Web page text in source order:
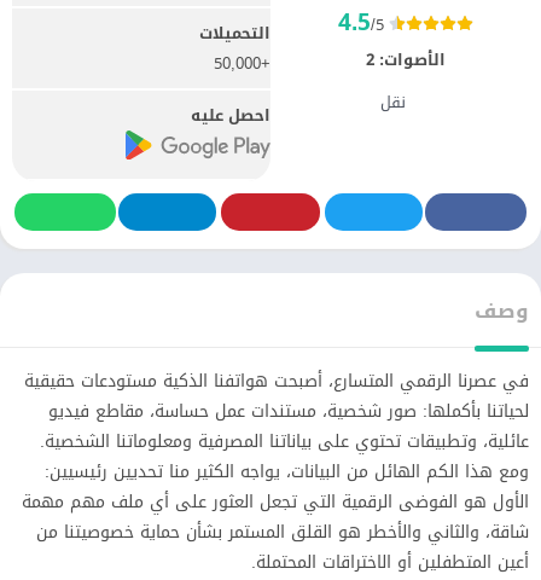
4.5/5
الأصوات: 2
نقل
التحميلات
+50,000
احصل عليه
وصف
في عصرنا الرقمي المتسارع، أصبحت هواتفنا الذكية مستودعات حقيقية
لحياتنا بأكملها: صور شخصية، مستندات عمل حساسة، مقاطع فيديو
عائلية، وتطبيقات تحتوي على بياناتنا المصرفية ومعلوماتنا الشخصية.
ومع هذا الكم الهائل من البيانات، يواجه الكثير منا تحديين رئيسيين:
الأول هو الفوضى الرقمية التي تجعل العثور على أي ملف مهم مهمة
شاقة، والثاني والأخطر هو القلق المستمر بشأن حماية خصوصيتنا من
أعين المتطفلين أو الاختراقات المحتملة.